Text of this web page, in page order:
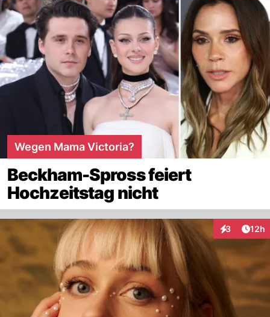
Wegen Mama Victoria?
Beckham-Spross feiert
Hochzeitstag nicht
3
Interaktionen
12h